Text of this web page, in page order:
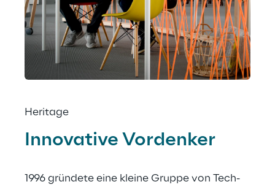
Heritage
Innovative Vordenker
1996 gründete eine kleine Gruppe von Tech-